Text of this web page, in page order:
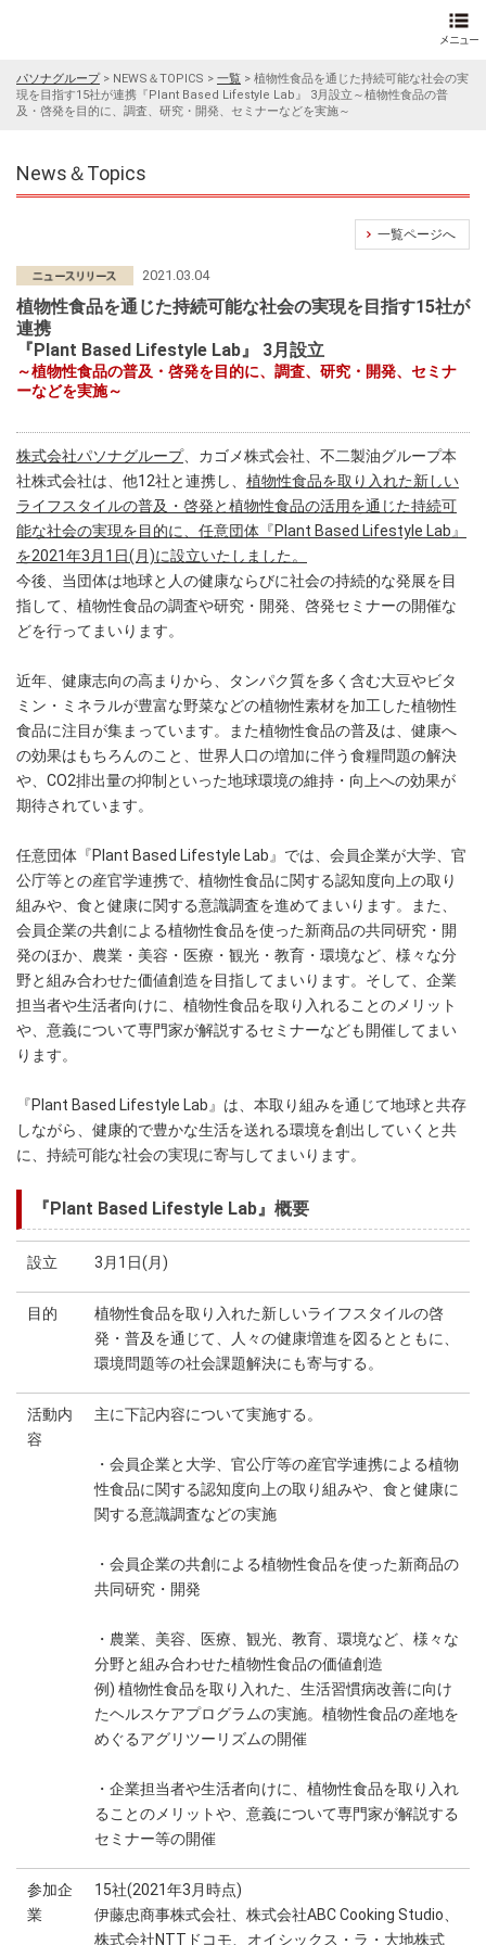
パソナグループ> NEWS＆TOPICS > 一覧 > 植物性食品を通じた持続可能な社会の実
現を目指す15社が連携『Plant Based Lifestyle Lab』 3月設立～植物性食品の普
及・啓発を目的に、調査、研究・開発、セミナーなどを実施～
News＆Topics
一覧ページへ
2021.03.04
植物性食品を通じた持続可能な社会の実現を目指す15社が
連携
『Plant Based Lifestyle Lab』 3月設立
～植物性食品の普及・啓発を目的に、調査、研究・開発、セミナ
ーなどを実施～
株式会社パソナグループ、カゴメ株式会社、不二製油グループ本
社株式会社は、他12社と連携し、 植物性食品を取り入れた新しい
ライフスタイルの普及・啓発と植物性食品の活用を通じた持続可
能な社会の実現を目的に、任意団体『Plant Based Lifestyle Lab』
を2021年3月1日(月)に設立いたしました。
今後、当団体は地球と人の健康ならびに社会の持続的な発展を目
指して、植物性食品の調査や研究・開発、啓発セミナーの開催な
どを行ってまいります。
近年、健康志向の高まりから、タンパク質を多く含む大豆やビタ
ミン・ミネラルが豊富な野菜などの植物性素材を加工した植物性
食品に注目が集まっています。また植物性食品の普及は、健康へ
の効果はもちろんのこと、世界人口の増加に伴う食糧問題の解決
や、CO2排出量の抑制といった地球環境の維持・向上への効果が
期待されています。
任意団体『Plant Based Lifestyle Lab』では、会員企業が大学、官
公庁等との産官学連携で、植物性食品に関する認知度向上の取り
組みや、食と健康に関する意識調査を進めてまいります。また、
会員企業の共創による植物性食品を使った新商品の共同研究・開
発のほか、農業・美容・医療・観光・教育・環境など、様々な分
野と組み合わせた価値創造を目指してまいります。そして、企業
担当者や生活者向けに、植物性食品を取り入れることのメリット
や、意義について専門家が解説するセミナーなども開催してまい
ります。
『Plant Based Lifestyle Lab』は、本取り組みを通じて地球と共存
しながら、健康的で豊かな生活を送れる環境を創出していくと共
に、持続可能な社会の実現に寄与してまいります。
『Plant Based Lifestyle Lab』概要
設立 3月1日(月)
目的
植物性食品を取り入れた新しいライフスタイルの啓
発・普及を通じて、人々の健康増進を図るとともに、
環境問題等の社会課題解決にも寄与する。
活動内
容
主に下記内容について実施する。
・会員企業と大学、官公庁等の産官学連携による植物
性食品に関する認知度向上の取り組みや、食と健康に
関する意識調査などの実施
・会員企業の共創による植物性食品を使った新商品の
共同研究・開発
・農業、美容、医療、観光、教育、環境など、様々な
分野と組み合わせた植物性食品の価値創造
例) 植物性食品を取り入れた、生活習慣病改善に向け
たヘルスケアプログラムの実施。植物性食品の産地を
めぐるアグリツーリズムの開催
・企業担当者や生活者向けに、植物性食品を取り入れ
ることのメリットや、意義について専門家が解説する
セミナー等の開催
参加企
業
15社(2021年3月時点)
伊藤忠商事株式会社、株式会社ABC Cooking Studio、
株式会社NTTドコモ、オイシックス・ラ・大地株式